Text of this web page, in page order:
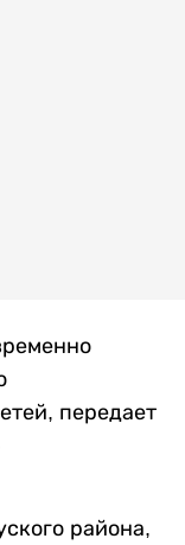
передает
района,